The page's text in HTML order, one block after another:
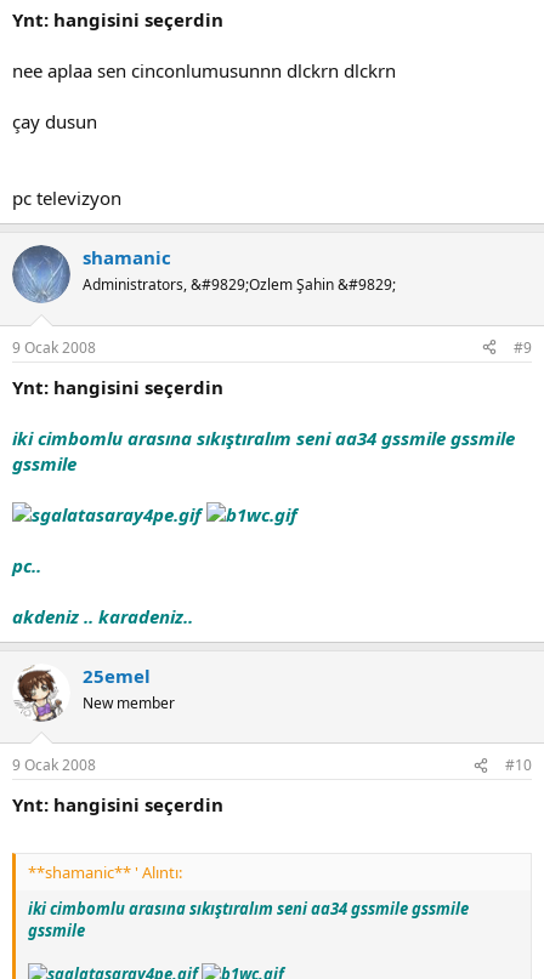
Ynt: hangisini seçerdin
nee aplaa sen cinconlumusunnn dlckrn dlckrn
çay dusun
pc televizyon
shamanic
Administrators, &#9829;Ozlem Şahin &#9829;
9 Ocak 2008 #9
Ynt: hangisini seçerdin
iki cimbomlu arasına sıkıştıralım seni aa34 gssmile gssmile
gssmile
pc..
akdeniz .. karadeniz..
25emel
New member
9 Ocak 2008 #10
Ynt: hangisini seçerdin
**shamanic** ' Alıntı:
iki cimbomlu arasına sıkıştıralım seni aa34 gssmile gssmile
gssmile